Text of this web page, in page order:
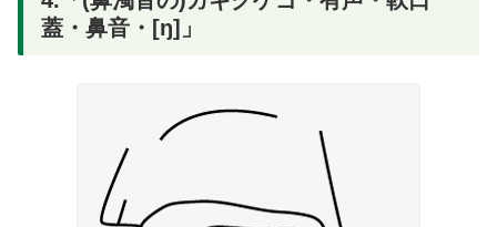
蓋・鼻音・[ŋ]」